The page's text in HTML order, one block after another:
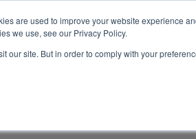
are used to improve your website experience
we use, see our Privacy Policy.
our site. But in order to comply with your
FITNESS